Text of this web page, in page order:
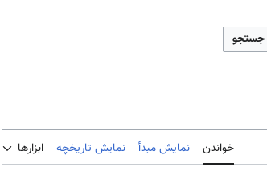
جستجو
خواندن نمایش مبدأ نمایش تاریخچه ابزارها